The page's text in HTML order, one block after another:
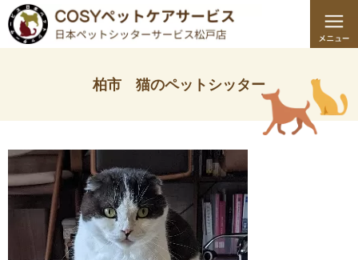
柏市 猫のペットシッター